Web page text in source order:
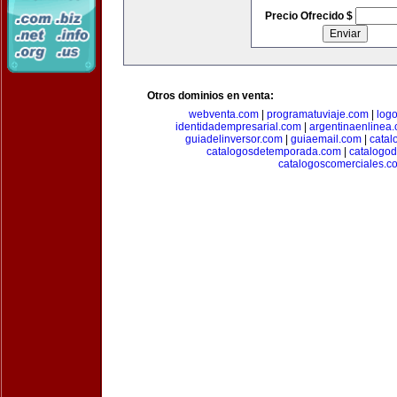
Precio Ofrecido $
Otros dominios en venta:
webventa.com
programatuviaje.com
identidadempresarial.com
guiadelinversor.com| guiaemail.com|
catalogosdetemporada.com|